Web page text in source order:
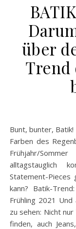
über
Trend
Bunt, bunter, Batik! Psychedelische Tie-Dye-Muster in allen
Farben des
Frühjahr/
alltagstauglich
Statement-Pieces
kann? Batik-
Frühling 2021
zu sehen: Nicht
finden, auch